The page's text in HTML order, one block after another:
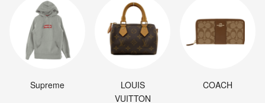
Supreme
LOUIS
VUITTON
COACH